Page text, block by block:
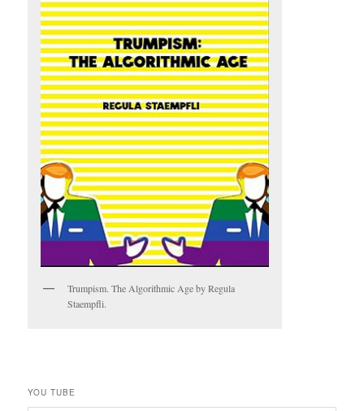
Trumpism. The Algorithmic Age by Regula
Staempfli.
YOU TUBE